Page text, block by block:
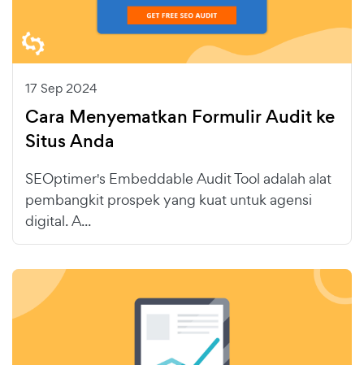
17 Sep 2024
Cara Menyematkan Formulir Audit ke
Situs Anda
SEOptimer's Embeddable Audit Tool adalah alat
pembangkit prospek yang kuat untuk agensi
digital. A...